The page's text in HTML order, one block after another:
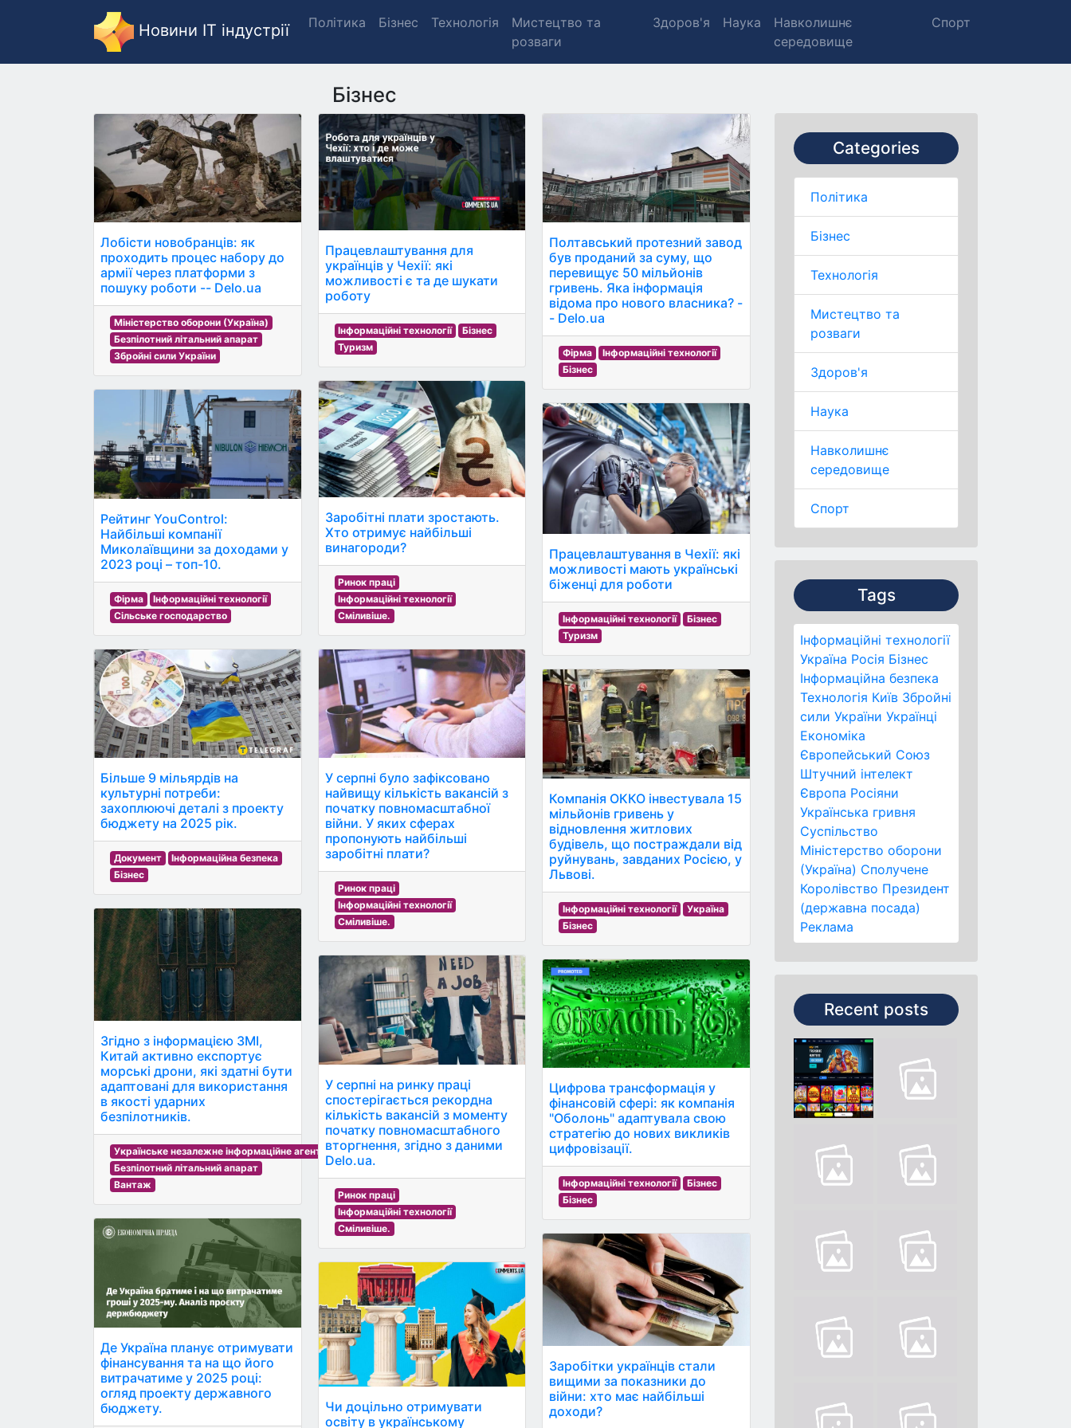
Новини IT індустрії Політика Бізнес Технологія
Мистецтво та
розваги
Здоров'я Наука
Навколишнє
середовище
Спорт
Бізнес
Categories
Політика
Бізнес
Технологія
Мистецтво та
розваги
Здоров'я
Наука
Навколишнє
середовище
Спорт
Tags
Інформаційні технології
Україна Росія Бізнес
Інформаційна безпека
Технологія Київ Збройні
сили України Українці
Економіка
Європейський Союз
Штучний інтелект
Європа Росіяни
Українська гривня
Суспільство
Міністерство оборони
(Україна) Сполучене
Королівство Президент
(державна посада)
Реклама
Recent posts
Лобісти новобранців: як
проходить процес набору до
армії через платформи з
пошуку роботи -- Delo.ua
Міністерство оборони (Україна)
Безпілотний літальний апарат
Збройні сили України
Рейтинг YouControl:
Найбільші компанії
Миколаївщини за доходами у
2023 році – топ-10.
Фірма
Інформаційні технології
Сільське господарство
Більше 9 мільярдів на
культурні потреби:
захоплюючі деталі з проекту
бюджету на 2025 рік.
Документ
Інформаційна безпека
Бізнес
Згідно з інформацією ЗМІ,
Китай активно експортує
морські дрони, які здатні бути
адаптовані для використання
в якості ударних
безпілотників.
Українське незалежне інформаційне агентство
Безпілотний літальний апарат
Вантаж
Де Україна планує отримувати
фінансування та на що його
витрачатиме у 2025 році:
огляд проекту державного
бюджету.
Працевлаштування для
українців у Чехії: які
можливості є та де шукати
роботу
Інформаційні технології
Бізнес
Туризм
Заробітні плати зростають.
Хто отримує найбільші
винагороди?
Ринок праці
Інформаційні технології
Сміливіше.
У серпні було зафіксовано
найвищу кількість вакансій з
початку повномасштабної
війни. У яких сферах
пропонують найбільші
заробітні плати?
Ринок праці
Інформаційні технології
Сміливіше.
У серпні на ринку праці
спостерігається рекордна
кількість вакансій з моменту
початку повномасштабного
вторгнення, згідно з даними
Delo.ua.
Ринок праці
Інформаційні технології
Сміливіше.
Чи доцільно отримувати
освіту в українському
Полтавський протезний завод
був проданий за суму, що
перевищує 50 мільйонів
гривень. Яка інформація
відома про нового власника? -
- Delo.ua
Фірма
Інформаційні технології
Бізнес
Працевлаштування в Чехії: які
можливості мають українські
біженці для роботи
Інформаційні технології
Бізнес
Туризм
Компанія ОККО інвестувала 15
мільйонів гривень у
відновлення житлових
будівель, що постраждали від
руйнувань, завданих Росією, у
Львові.
Інформаційні технології
Україна
Бізнес
Цифрова трансформація у
фінансовій сфері: як компанія
"Оболонь" адаптувала свою
стратегію до нових викликів
цифровізації.
Інформаційні технології
Бізнес
Бізнес
Заробітки українців стали
вищими за показники до
війни: хто має найбільші
доходи?